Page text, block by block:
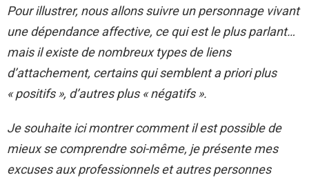
Pour illustrer, nous allons suivre un personnage vivant
une dépendance affective, ce qui est le plus parlant…
mais il existe de nombreux types de liens
d’attachement, certains qui semblent a priori plus
« positifs », d’autres plus « négatifs ».
Je souhaite ici montrer comment il est possible de
mieux se comprendre soi-même, je présente mes
excuses aux professionnels et autres personnes